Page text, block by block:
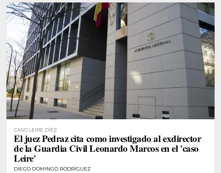
CASO LEIRE DÍEZ
El juez Pedraz cita como investigado al exdirector
de la Guardia Civil Leonardo Marcos en el 'caso
Leire'
DIEGO DOMINGO RODRÍGUEZ